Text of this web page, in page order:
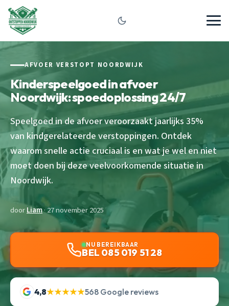
AFVOER VERSTOPT NOORDWIJK
Kinderspeelgoed in afvoer
Noordwijk: spoedoplossing 24/7
Speelgoed in de afvoer veroorzaakt jaarlijks 35%
van kindgerelateerde verstoppingen. Ontdek
waarom snelle actie cruciaal is en wat je wel en niet
moet doen bij deze veelvoorkomende situatie in
Noordwijk.
doorLiam· 27 november 2025
NU BEREIKBAAR
BEL 085 019 51 28
4,8★★★★★568 Google reviews